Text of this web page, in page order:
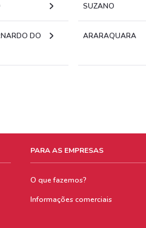
SUZANO
DO
ARARAQUARA
PARA AS EMPRESAS
O que fazemos?
Informações comerciais